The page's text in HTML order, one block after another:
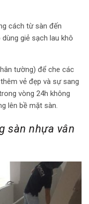
cách từ sàn đến
giẻ sạch lau khô
tường) để che các
vẻ đẹp và sự sang
vòng 24h không
lên bề mặt sàn.
sàn nhựa vân